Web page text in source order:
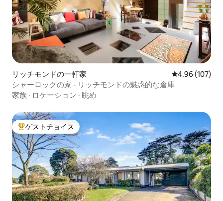
リッチモンドの一軒家 レビュー107
4.96 (107)
シャーロックの家 - リッチモンドの魅惑的な倉庫
家族 · ロケーション · 眺め
大好評のゲストチョイスです。
ゲストチョイス